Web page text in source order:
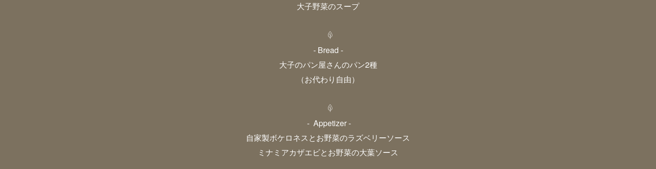
大子野菜のスープ
- Bread -
大子のパン屋さんのパン2種
（お代わり自由）
- Appetizer -
自家製ボケロネスとお野菜のラズベリーソース
ミナミアカザエビとお野菜の大葉ソース